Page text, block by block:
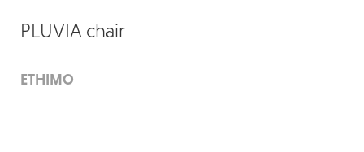
PLUVIA chair
ETHIMO